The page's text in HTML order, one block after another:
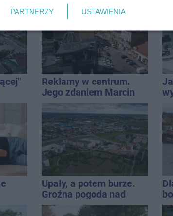
Reklamy w centrum.
Jego zdaniem Marcin
Wroński jest w błędzie
[akt.]
Upały, a potem burze.
Groźna pogoda nad
naszym regionem
PARTNERZY USTAWIENIA